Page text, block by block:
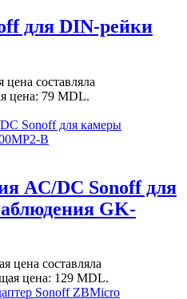
для DIN-рейки
цена составляла
цена: 79 MDL.
AC/DC Sonoff для
GK-
цена составляла
цена: 129 MDL.